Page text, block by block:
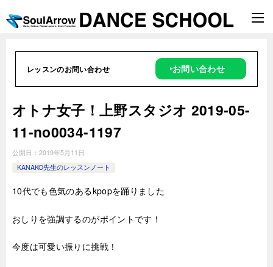
レッスンのお問い合わせ ‣お問い合わせ
オトナ女子！上野スタジオ 2019-05-
11-no0034-1197
公開日： 2019年5月11日
KANAKO先生のレッスンノート
10代でも色気のあるkpopを踊りました
おしりを強調するのがポイントです！
今度は可愛い振りに挑戦！